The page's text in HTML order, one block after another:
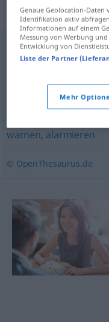
aufspringen,
aufwecken,
aufscheuchen,wecken
warnen, alarmieren
© OpenThesaurus.de
Genaue Geolocation-Daten
Identifikation aktiv
Informationen auf einem
Messung von Werbung
Entwicklung von
Liste der Partner
Mehr